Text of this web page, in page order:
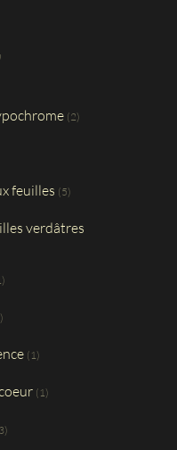
(2)
feuilles (5)
verdâtres
(1)
(1)